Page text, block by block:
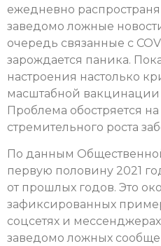
ежедневно
заведомо ложные
очередь связанные с
зарождается паника.
настроения настолько
масштабной вакцинации
Проблема обостряется
стремительного роста
По данным
первую половину 2021
от прошлых годов. Это
зафиксированных
соцсетях и
заведомо ложных